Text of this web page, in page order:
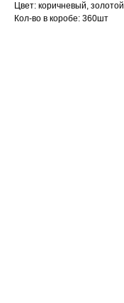
Цвет: коричневый, золотой
Кол-во в коробе: 360шт